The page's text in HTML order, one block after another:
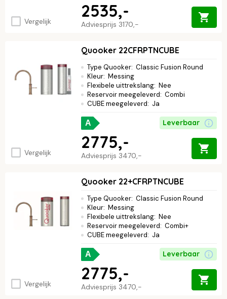
Vergelijk Adviesprijs 3170,-
2535,-
Vergelijk
Quooker 22CFRPTNCUBE
Type Quooker: Classic Fusion Round
Kleur: Messing
Flexibele uittrekslang: Nee
Reservoir meegeleverd: Combi
CUBE meegeleverd: Ja
A Leverbaar
Adviesprijs 3470,-
2775,-
Vergelijk
Quooker 22+CFRPTNCUBE
Type Quooker: Classic Fusion Round
Kleur: Messing
Flexibele uittrekslang: Nee
Reservoir meegeleverd: Combi+
CUBE meegeleverd: Ja
A Leverbaar
Adviesprijs 3470,-
2775,-